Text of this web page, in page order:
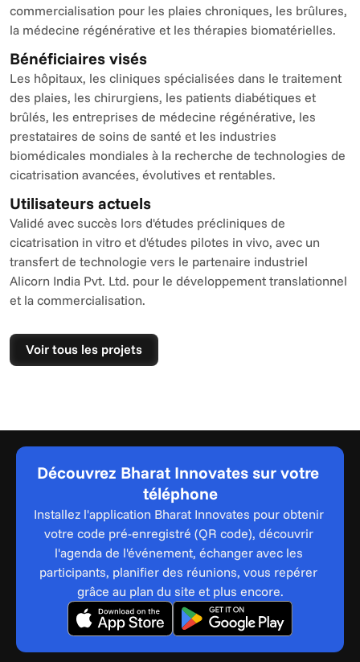
commercialisation pour les plaies chroniques, les brûlures,
la médecine régénérative et les thérapies biomatérielles.
Bénéficiaires visés
Les hôpitaux, les cliniques spécialisées dans le traitement
des plaies, les chirurgiens, les patients diabétiques et
brûlés, les entreprises de médecine régénérative, les
prestataires de soins de santé et les industries
biomédicales mondiales à la recherche de technologies de
cicatrisation avancées, évolutives et rentables.
Utilisateurs actuels
Validé avec succès lors d'études précliniques de
cicatrisation in vitro et d'études pilotes in vivo, avec un
transfert de technologie vers le partenaire industriel
Alicorn India Pvt. Ltd. pour le développement translationnel
et la commercialisation.
Voir tous les projets
Découvrez Bharat Innovates sur votre
téléphone
Installez l'application Bharat Innovates pour obtenir
votre code pré-enregistré (QR code), découvrir
l'agenda de l'événement, échanger avec les
participants, planifier des réunions, vous repérer
grâce au plan du site et plus encore.